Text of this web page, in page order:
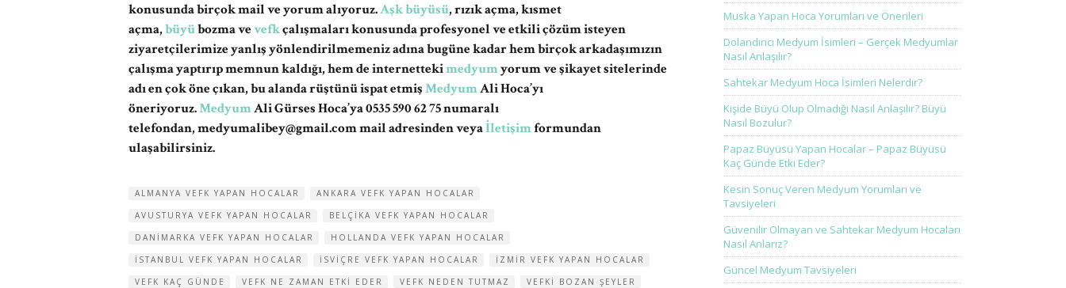
konusunda birçok mail ve yorum alıyoruz.Aşk büyüsü, rızık açma, kısmet
açma,büyübozma vevefkçalışmaları konusunda profesyonel ve etkili çözüm isteyen
ziyaretçilerimize yanlış yönlendirilmemeniz adına bugüne kadar hem birçok arkadaşımızın
çalışma yaptırıp memnun kaldığı, hem de internettekimedyumyorum ve şikayet sitelerinde
adı en çok öne çıkan, bu alanda rüştünü ispat etmişMedyumAli Hoca’yı
öneriyoruz.MedyumAli Gürses Hoca’ya 0535 590 62 75 numaralı
telefondan,medyumalibey@gmail.commail adresinden veyaİletişimformundan
ulaşabilirsiniz.
ALMANYA VEFK YAPAN HOCALAR
ANKARA VEFK YAPAN HOCALAR
AVUSTURYA VEFK YAPAN HOCALAR
BELÇIKA VEFK YAPAN HOCALAR
DANIMARKA VEFK YAPAN HOCALAR
HOLLANDA VEFK YAPAN HOCALAR
ISTANBUL VEFK YAPAN HOCALAR
ISVIÇRE VEFK YAPAN HOCALAR
IZMIR VEFK YAPAN HOCALAR
VEFK KAÇ GÜNDE
VEFK NE ZAMAN ETKI EDER VEFK NEDEN TUTMAZ
VEFKI BOZAN ŞEYLER
Muska Yapan Hoca Yorumları ve Önerileri
Dolandırıcı Medyum İsimleri – Gerçek Medyumlar
Nasıl Anlaşılır?
Sahtekar Medyum Hoca İsimleri Nelerdir?
Kişide Büyü Olup Olmadığı Nasıl Anlaşılır? Büyü
Nasıl Bozulur?
Papaz Büyüsü Yapan Hocalar – Papaz Büyüsü
Kaç Günde Etki Eder?
Kesin Sonuç Veren Medyum Yorumları ve
Tavsiyeleri
Güvenilir Olmayan ve Sahtekar Medyum Hocaları
Nasıl Anlarız?
Güncel Medyum Tavsiyeleri